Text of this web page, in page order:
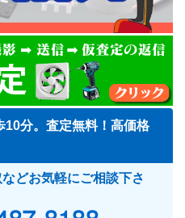
10分。査定無料！高価格
どお気軽にご相談下さ